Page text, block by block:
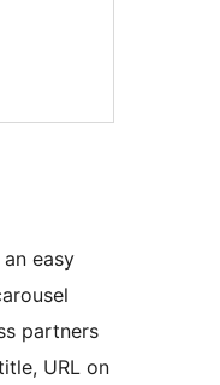
easy
partners
URL on